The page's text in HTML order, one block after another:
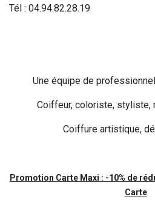
Tél : 04.94.82.28.19
Une équipe de
Coiffeur, coloriste, styliste,
Coiffure artistique,
Promotion Carte Maxi : -10% de
Carte